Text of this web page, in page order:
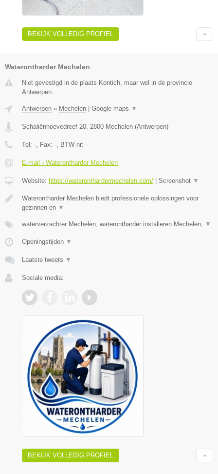
BEKIJK VOLLEDIG PROFIEL
Waterontharder Mechelen
Niet gevestigd in de plaats Kontich, maar wel in de provincie
Antwerpen.
Antwerpen » Mechelen Google maps ▼
Schaliënhoevedreef 20, 2800 Mechelen (Antwerpen)
Tel: -, Fax: -, BTW-nr: -
E-mail › Waterontharder Mechelen
Website: https://wateronthardermechelen.com/ Screenshot ▼
Waterontharder Mechelen biedt professionele oplossingen voor
gezinnen en ▼
waterverzachter Mechelen, waterontharder installeren Mechelen, ▼
Openingstijden ▼
Laatste tweets ▼
Sociale media:
BEKIJK VOLLEDIG PROFIEL